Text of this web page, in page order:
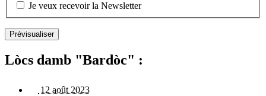
Je veux recevoir la Newsletter
Lòcs damb "Bardòc" :
12 août 2023